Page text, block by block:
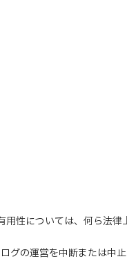
性については、何ら法
の運営を中断または中